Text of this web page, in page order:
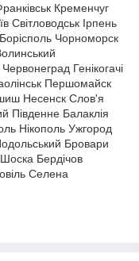
Кременчуг
Світловодськ Ірпень
Чорноморск
Генікогачі
Першомайск
Несенск Слов'я
Південне Балаклія
Нікополь Ужгород
Бровари
Бердічов
Селена